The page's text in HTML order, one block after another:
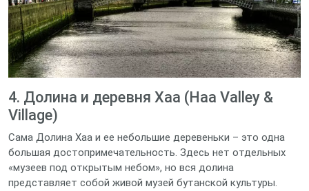
4. Долина и деревня Хаа (Haa Valley &
Village)
Сама Долина Хаа и ее небольшие деревеньки – это одна
большая достопримечательность. Здесь нет отдельных
«музеев под открытым небом», но вся долина
представляет собой живой музей бутанской культуры.